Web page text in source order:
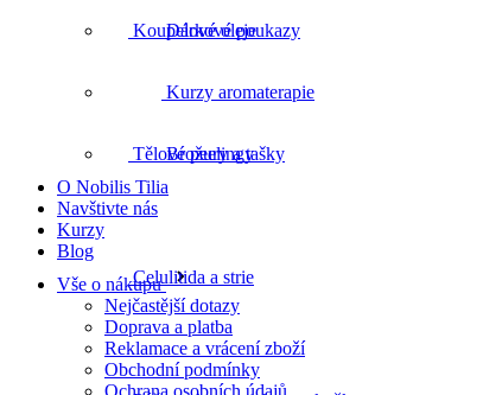
Péče o ekzematickou pokožku
Dárkové poukazy
Kurzy aromaterapie
Brožury a tašky
O Nobilis Tilia
Navštivte nás
Kurzy
Blog
Vše o nákupu
Nejčastější dotazy
Doprava a platba
Reklamace a vrácení zboží
Obchodní podmínky
Ochrana osobních údajů